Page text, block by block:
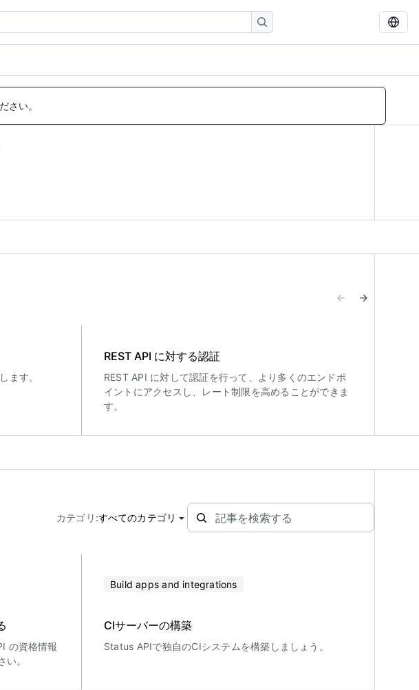
さい。
ます。
REST API に対する認証
REST API に対して認証を行って、より多くのエンドポ
イントにアクセスし、レート制限を高めることができま
す。
カテゴリ :すべてのカテゴリ
の資格情報
。
Build apps and integrations
CIサーバーの構築
Status APIで独自のCIシステムを構築しましょう。